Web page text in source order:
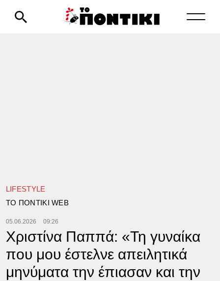
LIFESTYLE
TΟ ΠΟΝΤΙΚΙ WEB
05.06.2026 09:26
Χριστίνα Παππά: «Τη γυναίκα
που μου έστελνε απειλητικά
μηνύματα την έπιασαν και την